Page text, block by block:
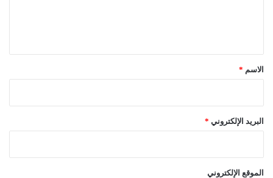
*الاسم *
البريد الإلكتروني *
الموقع الإلكتروني